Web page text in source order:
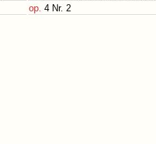
op. 4 Nr. 2